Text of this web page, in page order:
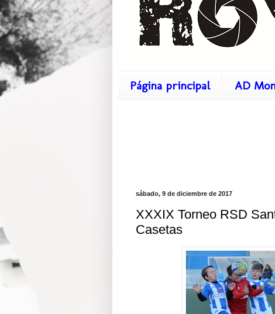
Página principal AD
sábado, 9 de diciembre de 2017
XXXIX Torneo RSD
Casetas